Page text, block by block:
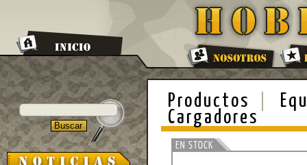
Productos
Cargadores